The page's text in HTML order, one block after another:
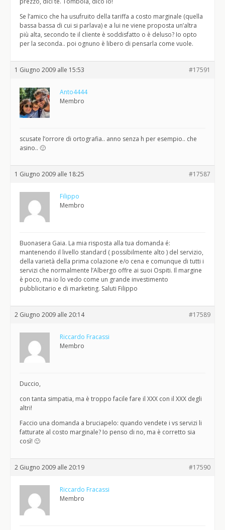
Se l’amico che ha usufruito della tariffa a costo marginale (quella
bassa bassa di cui si parlava) e a lui ne viene proposta un’altra
più alta, secondo te il cliente è soddisfatto o è deluso? Io opto
per la seconda.. poi ognuno è libero di pensarla come vuole.
1 Giugno 2009 alle 15:53 #17591
Anto4444
Membro
scusate l’orrore di ortografia.. anno senza h per esempio.. che
asino.. 🙂
1 Giugno 2009 alle 18:25 #17587
Filippo
Membro
Buonasera Gaia. La mia risposta alla tua domanda é:
mantenendo il livello standard ( possibilmente alto ) del servizio,
della varietà della prima colazione e/o cena e comunque di tutti i
servizi che normalmente l’Albergo offre ai suoi Ospiti. Il margine
è poco, ma io lo vedo come un grande investimento
pubblicitario e di marketing. Saluti Filippo
2 Giugno 2009 alle 20:14 #17589
Riccardo Fracassi
Membro
Duccio,
con tanta simpatia, ma è troppo facile fare il XXX con il XXX degli
altri!
Faccio una domanda a bruciapelo: quando vendete i vs servizi li
fatturate al costo marginale? Io penso di no, ma è corretto sia
così! 🙂
2 Giugno 2009 alle 20:19 #17590
Riccardo Fracassi
Membro